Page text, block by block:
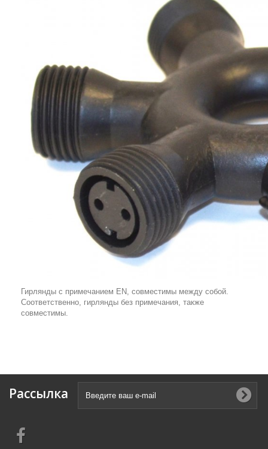
Гирлянды с примечанием EN, совместимы между собой.
Соответственно, гирлянды без примечания, также
совместимы.
Рассылка